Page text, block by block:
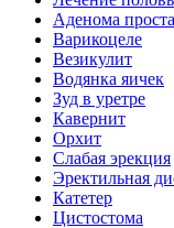
Аденома
Варикоцеле
Везикулит
Водянка яичек
Зуд в уретре
Кавернит
Орхит
Слабая эрекция
Эректильная
Катетер
Цистостома